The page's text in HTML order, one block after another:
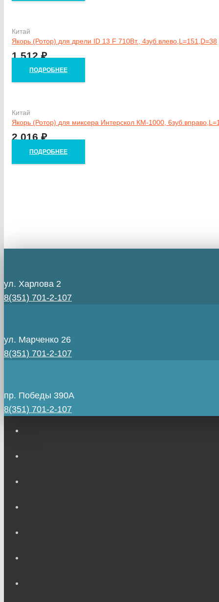
Китай
Якорь (Ротор) для дрели ID 13 F 710Вт., 4зуб.влево,L=151,D=38
1 512₽
ПОДРОБНЕЕ
Китай
Якорь (Ротор) для миксера Интерскол КМ-1000,
2 016₽
ПОДРОБНЕЕ
ул. Харлова 2
8(351) 701-2-107
ул. Марченко 26
8(351) 701-2-107
пр. Победы 390А
8(351) 701-2-107